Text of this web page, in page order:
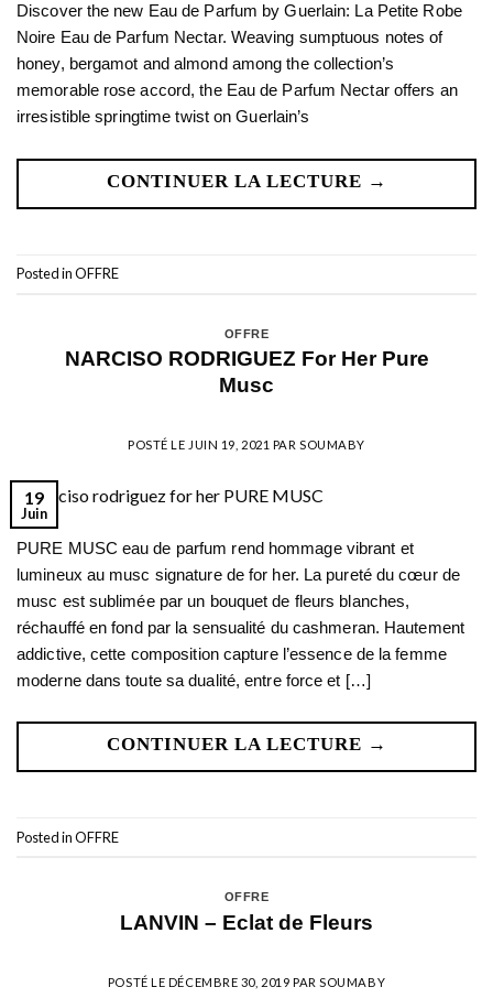
Discover the new Eau de Parfum by Guerlain: La Petite Robe
Noire Eau de Parfum Nectar. Weaving sumptuous notes of
honey, bergamot and almond among the collection’s
memorable rose accord, the Eau de Parfum Nectar offers an
irresistible springtime twist on Guerlain’s
CONTINUER LA LECTURE →
Posted inOFFRE
OFFRE
NARCISO RODRIGUEZ For Her Pure
Musc
POSTÉ LE JUIN 19, 2021 PARSOUMABY
19
Juin
PURE MUSC eau de parfum rend hommage vibrant et
lumineux au musc signature de for her. La pureté du cœur de
musc est sublimée par un bouquet de fleurs blanches,
réchauffé en fond par la sensualité du cashmeran. Hautement
addictive, cette composition capture l’essence de la femme
moderne dans toute sa dualité, entre force et […]
CONTINUER LA LECTURE →
Posted inOFFRE
OFFRE
LANVIN – Eclat de Fleurs
POSTÉ LE DÉCEMBRE 30, 2019 PARSOUMABY